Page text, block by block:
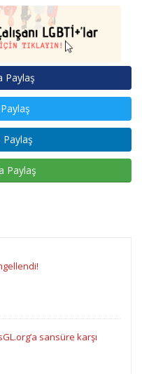
Paylaş
Paylaş
sansüre karşı